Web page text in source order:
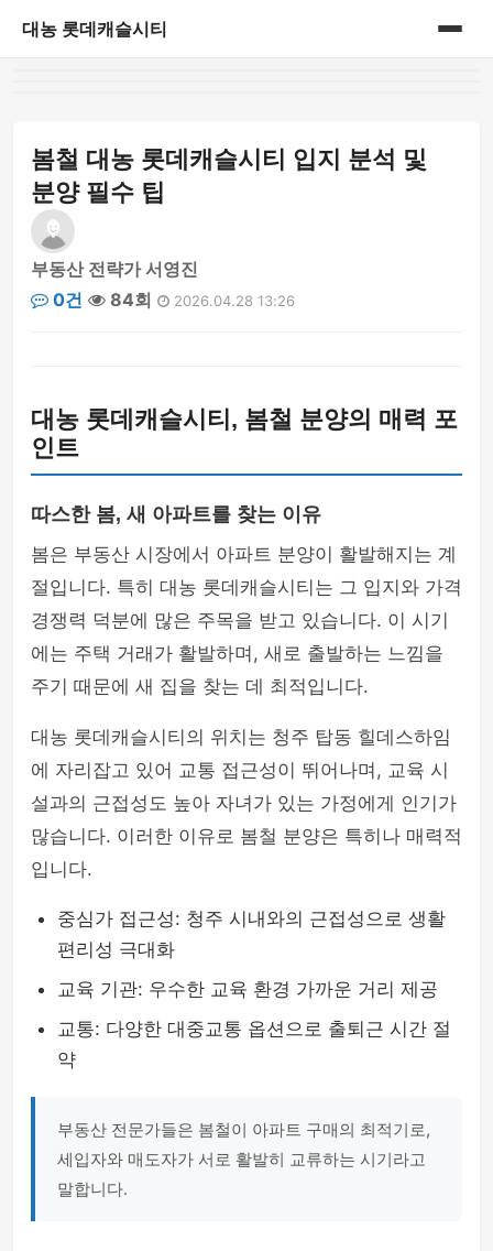
대농 롯데캐슬시티
봄철 대농 롯데캐슬시티 입지 분석 및
분양 필수 팁
부동산 전략가 서영진
0건
84회 2026.04.28 13:26
대농 롯데캐슬시티, 봄철 분양의 매력 포
인트
따스한 봄, 새 아파트를 찾는 이유
봄은 부동산 시장에서 아파트 분양이 활발해지는 계
절입니다. 특히 대농 롯데캐슬시티는 그 입지와 가격
경쟁력 덕분에 많은 주목을 받고 있습니다. 이 시기
에는 주택 거래가 활발하며, 새로 출발하는 느낌을
주기 때문에 새 집을 찾는 데 최적입니다.
대농 롯데캐슬시티의 위치는 청주 탑동 힐데스하임
에 자리잡고 있어 교통 접근성이 뛰어나며, 교육 시
설과의 근접성도 높아 자녀가 있는 가정에게 인기가
많습니다. 이러한 이유로 봄철 분양은 특히나 매력적
입니다.
중심가 접근성: 청주 시내와의 근접성으로 생활
편리성 극대화
교육 기관: 우수한 교육 환경 가까운 거리 제공
교통: 다양한 대중교통 옵션으로 출퇴근 시간 절
약
부동산 전문가들은 봄철이 아파트 구매의 최적기로,
세입자와 매도자가 서로 활발히 교류하는 시기라고
말합니다.